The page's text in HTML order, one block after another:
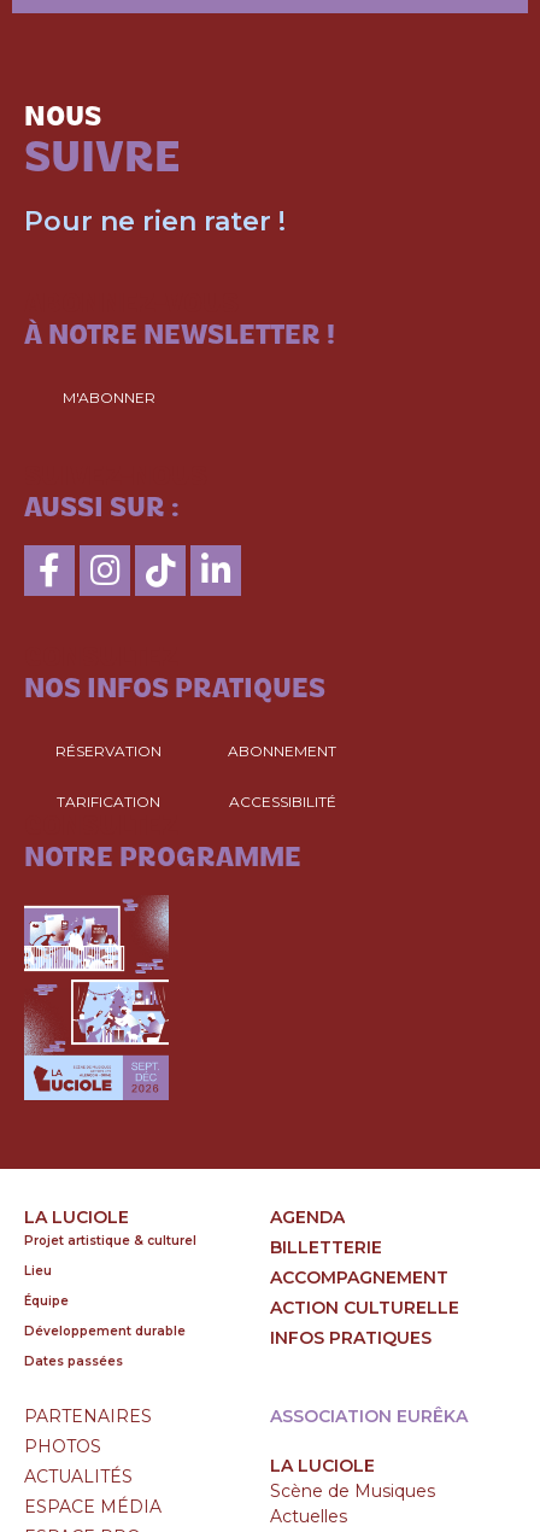
NOUS
SUIVRE
Pour ne rien rater !
À NOTRE NEWSLETTER !
M'ABONNER
AUSSI SUR :
NOS INFOS PRATIQUES
RÉSERVATION ABONNEMENT
TARIFICATION ACCESSIBILITÉ
NOTRE PROGRAMME
LA LUCIOLE
Projet artistique & culturel
Lieu
Équipe
Développement durable
Dates passées
AGENDA
BILLETTERIE
ACCOMPAGNEMENT
ACTION CULTURELLE
INFOS PRATIQUES
PARTENAIRES
PHOTOS
ACTUALITÉS
ESPACE MÉDIA
ASSOCIATION EURÊKA
LA LUCIOLE
Scène de Musiques
Actuelles